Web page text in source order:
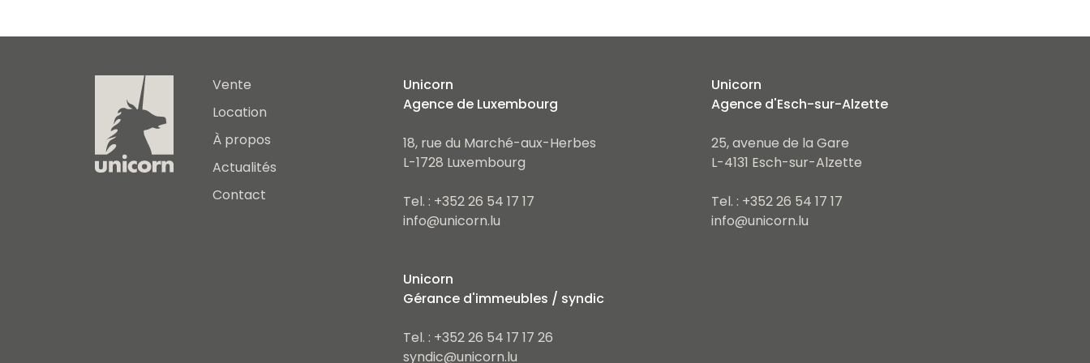
Vente
Location
À propos
Actualités
Contact
Unicorn
Agence de Luxembourg
18, rue du Marché-aux-Herbes
L-1728 Luxembourg
Tel. : +352 26 54 17 17
info@unicorn.lu
Unicorn
Agence d'Esch-sur-Alzette
25, avenue de la Gare
L-4131 Esch-sur-Alzette
Tel. : +352 26 54 17 17
info@unicorn.lu
Unicorn
Gérance d'immeubles / syndic
Tel. : +352 26 54 17 17 26
syndic@unicorn.lu